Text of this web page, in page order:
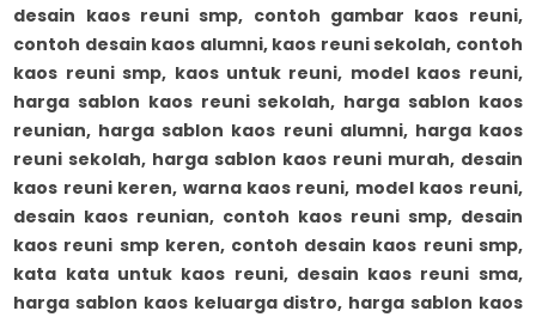
desain kaos reuni smp, contoh gambar kaos reuni,
contoh desain kaos alumni, kaos reuni sekolah, contoh
kaos reuni smp, kaos untuk reuni, model kaos reuni,
harga sablon kaos reuni sekolah, harga sablon kaos
reunian, harga sablon kaos reuni alumni, harga kaos
reuni sekolah, harga sablon kaos reuni murah, desain
kaos reuni keren, warna kaos reuni, model kaos reuni,
desain kaos reunian, contoh kaos reuni smp, desain
kaos reuni smp keren, contoh desain kaos reuni smp,
kata kata untuk kaos reuni, desain kaos reuni sma,
harga sablon kaos keluarga distro, harga sablon kaos